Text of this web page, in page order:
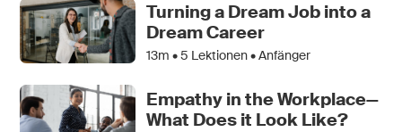
Turning a Dream Job into a
Dream Career
13m •5 Lektionen • Anfänger
Empathy in the Workplace—
What Does it Look Like?